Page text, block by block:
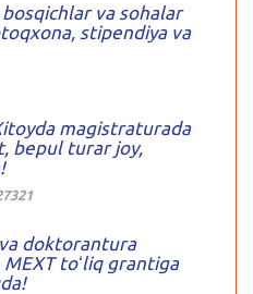
va sohalar
stipendiya va
magistraturada
bepul turar joy,
doktorantura
MEXT toʻliq grantiga